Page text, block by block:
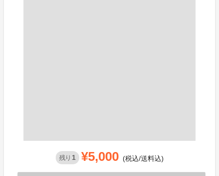
残り 1 ¥5,000 (税込/送料込)